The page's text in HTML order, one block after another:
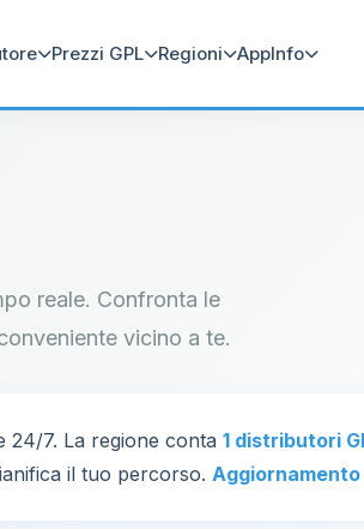
Prezzi GPL Regioni AppInfo
reale. Confronta le
vicino a te.
24/7. La regione conta 1 distributori
il tuo percorso.